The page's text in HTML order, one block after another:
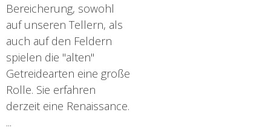
Bereicherung, sowohl
auf unseren Tellern, als
auch auf den Feldern
spielen die "alten"
Getreidearten eine große
Rolle. Sie erfahren
derzeit eine Renaissance.
...